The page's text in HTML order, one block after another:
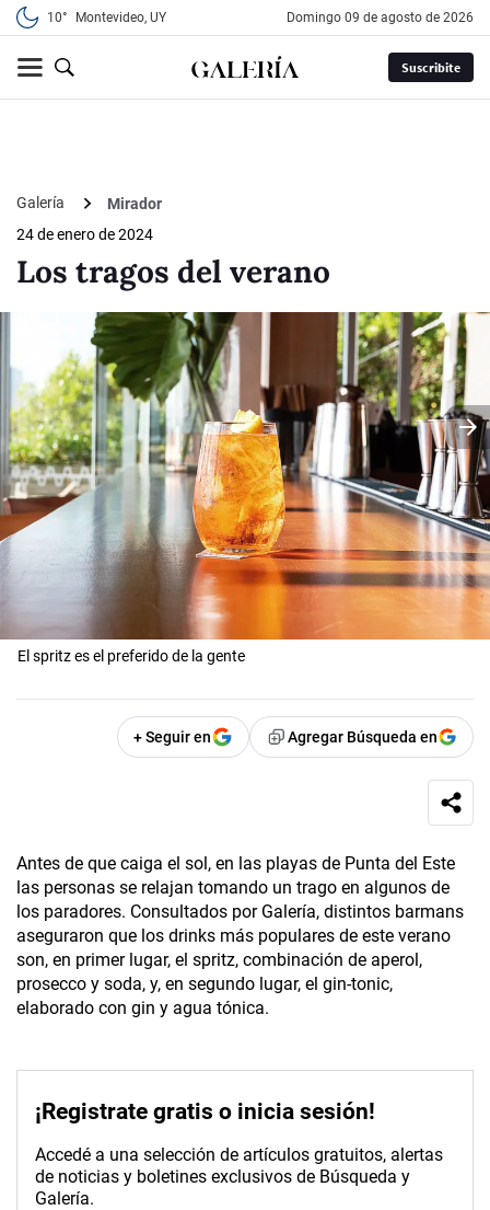
10° Montevideo, UY domingo 09 de agosto de 2026
Suscribite
Galería
Mirador
24 de enero de 2024
Los tragos del verano
El spritz es el preferido de la gente
+ Seguir en Agregar Búsqueda en
Antes de que caiga el sol, en las playas de Punta del Este
las personas se relajan tomando un trago en algunos de
los paradores. Consultados por Galería, distintos barmans
aseguraron que los drinks más populares de este verano
son, en primer lugar, el spritz, combinación de aperol,
prosecco y soda, y, en segundo lugar, el gin-tonic,
elaborado con gin y agua tónica.
¡Registrate gratis o inicia sesión!
Accedé a una selección de artículos gratuitos, alertas
de noticias y boletines exclusivos de Búsqueda y
Galería.